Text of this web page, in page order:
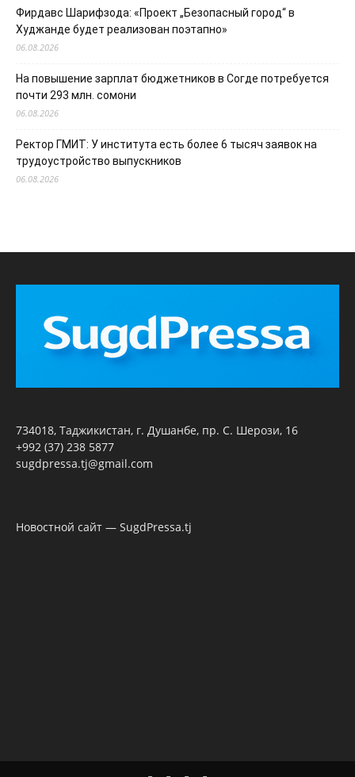
Фирдавс Шарифзода: «Проект „Безопасный город“ в
Худжанде будет реализован поэтапно»
06.08.2026
На повышение зарплат бюджетников в Согде потребуется
почти 293 млн. сомони
06.08.2026
Ректор ГМИТ: У института есть более 6 тысяч заявок на
трудоустройство выпускников
06.08.2026
734018, Таджикистан, г. Душанбе, пр. С. Шерози, 16
+992 (37) 238 5877
sugdpressa.tj@gmail.com
Новостной сайт — SugdPressa.tj